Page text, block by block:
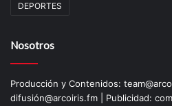
DEPORTES
Nosotros
Producción y Contenidos:
difusión@arcoiris.fm | Publicidad: